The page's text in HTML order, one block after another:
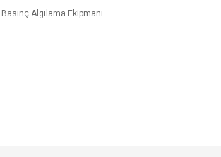
Algılama Ekipmanı